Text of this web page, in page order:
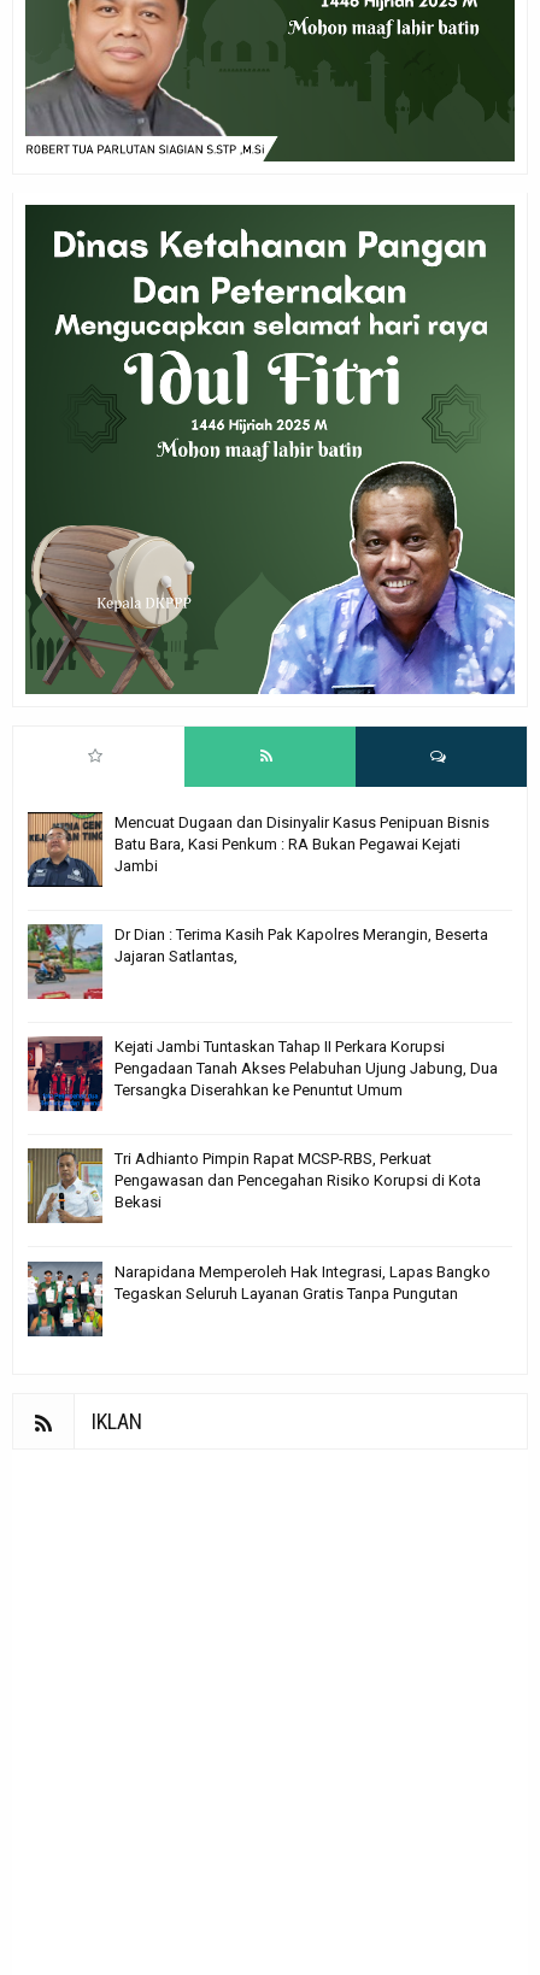
Mencuat Dugaan dan Disinyalir Kasus Penipuan Bisnis
Batu Bara, Kasi Penkum : RA Bukan Pegawai Kejati
Jambi
Dr Dian : Terima Kasih Pak Kapolres Merangin, Beserta
Jajaran Satlantas,
Kejati Jambi Tuntaskan Tahap II Perkara Korupsi
Pengadaan Tanah Akses Pelabuhan Ujung Jabung, Dua
Tersangka Diserahkan ke Penuntut Umum
Tri Adhianto Pimpin Rapat MCSP-RBS, Perkuat
Pengawasan dan Pencegahan Risiko Korupsi di Kota
Bekasi
Narapidana Memperoleh Hak Integrasi, Lapas Bangko
Tegaskan Seluruh Layanan Gratis Tanpa Pungutan
IKLAN